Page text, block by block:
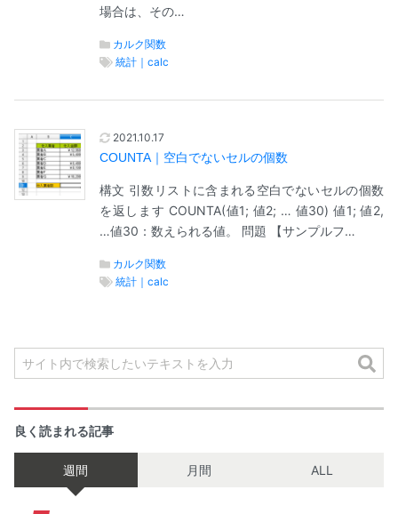
場合は、その…
カルク関数
統計｜calc
2021.10.17
COUNTA｜空白でないセルの個数
構文 引数リストに含まれる空白でないセルの個数
を返します COUNTA(値1; 値2; … 値30) 値1; 値2,
…値30：数えられる値。 問題 【サンプルフ…
カルク関数
統計｜calc
良く読まれる記事
週間 月間 ALL